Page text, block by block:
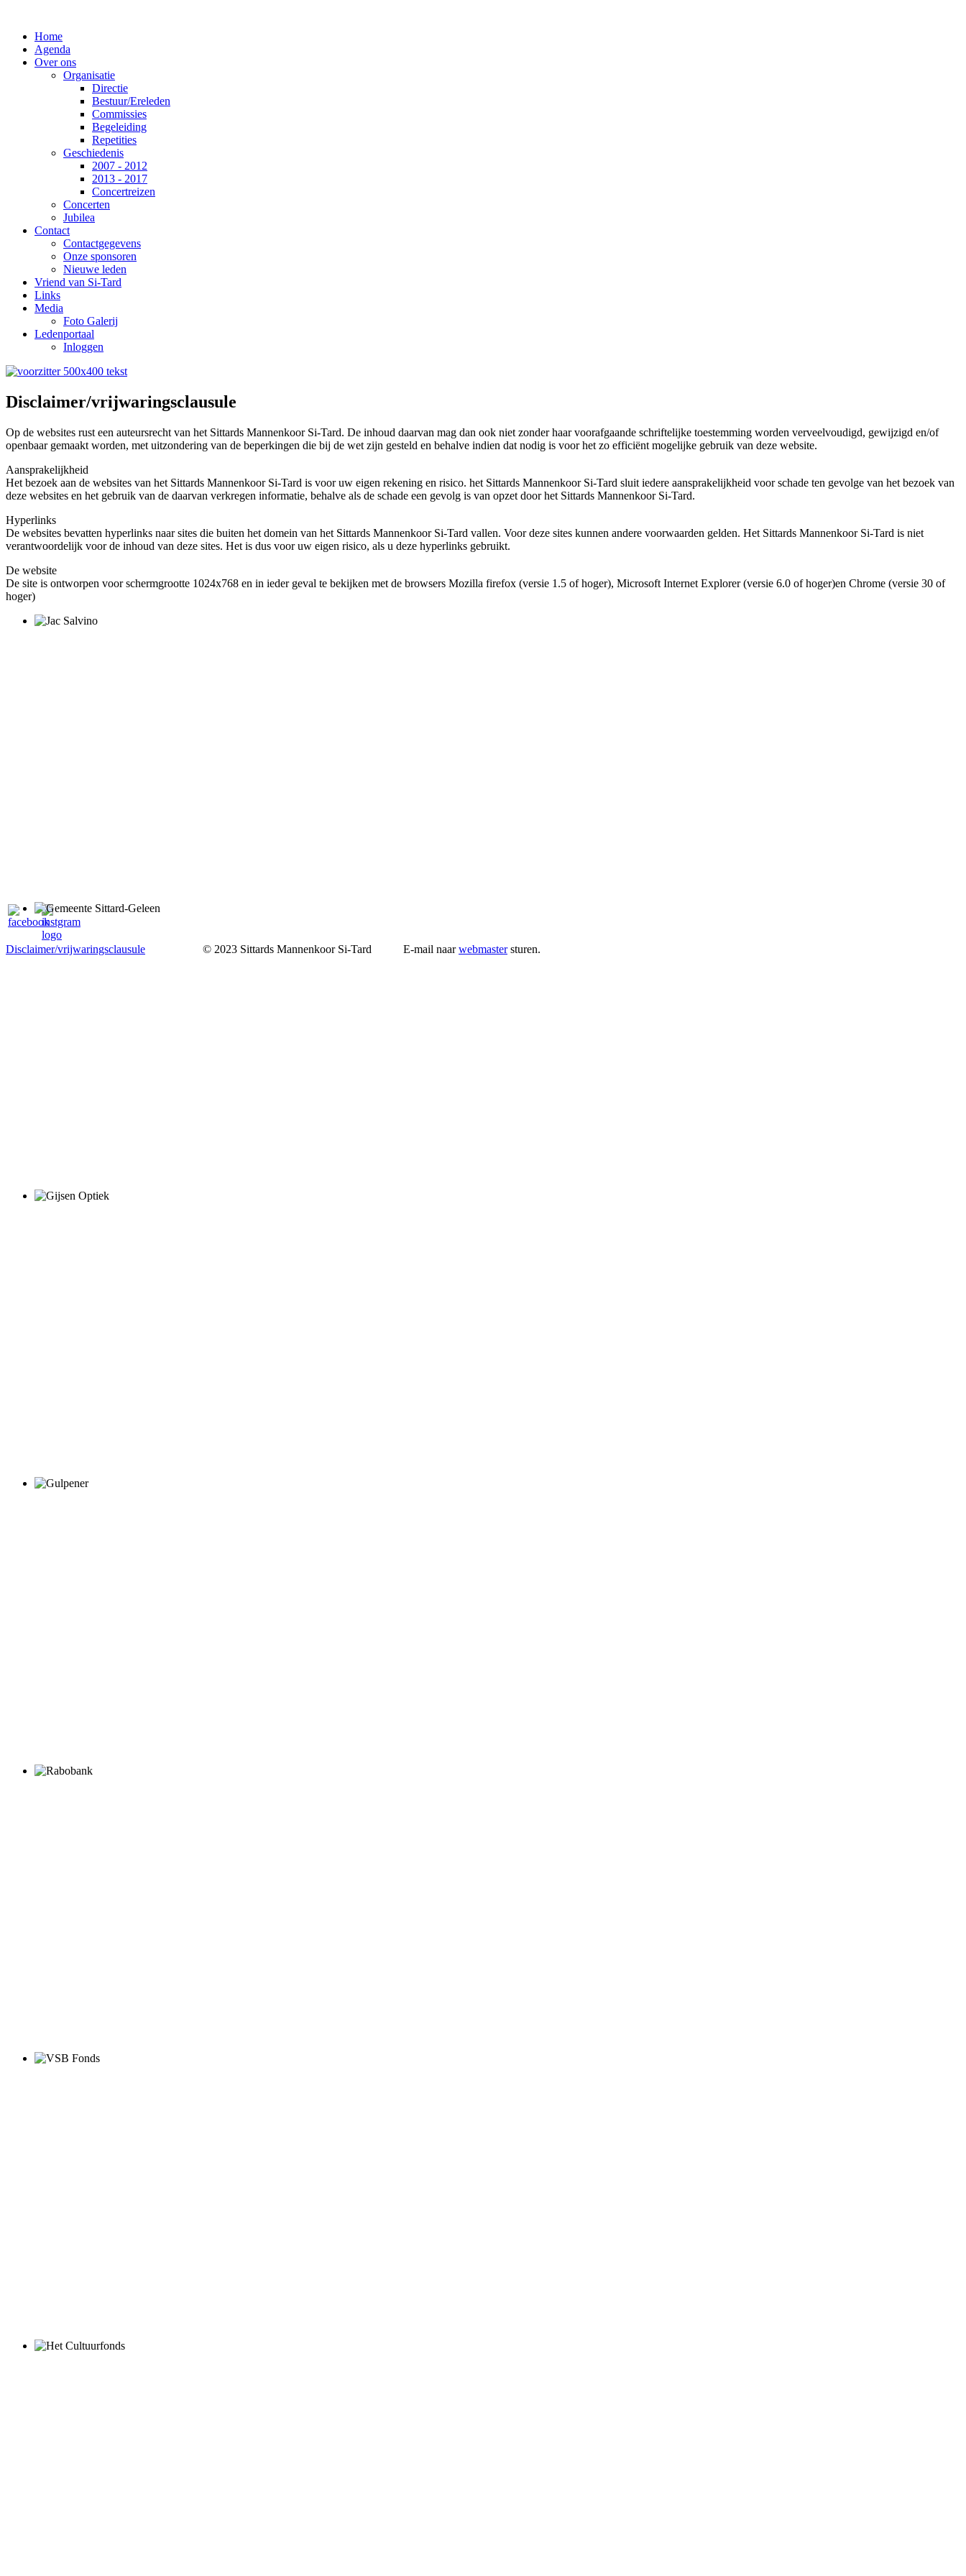
Home
Agenda
Over ons
Organisatie
Directie
Bestuur/Ereleden
Commissies
Begeleiding
Repetities
Geschiedenis
2007 - 2012
2013 - 2017
Concertreizen
Concerten
Jubilea
Contact
Contactgegevens
Onze sponsoren
Nieuwe leden
Vriend van Si-Tard
Links
Media
Foto Galerij
Ledenportaal
Inloggen
Disclaimer/vrijwaringsclausule
Op de websites rust een auteursrecht van het Sittards Mannenkoor Si-Tard. De inhoud daarvan mag dan ook niet zonder haar voorafgaande schriftelijke toestemming worden verveelvoudigd, gewijzigd en/of
openbaar gemaakt worden, met uitzondering van de beperkingen die bij de wet zijn gesteld en behalve indien dat nodig is voor het zo efficiënt mogelijke gebruik van deze website.
Aansprakelijkheid
Het bezoek aan de websites van het Sittards Mannenkoor Si-Tard is voor uw eigen rekening en risico. het Sittards Mannenkoor Si-Tard sluit iedere aansprakelijkheid voor schade ten gevolge van het bezoek van
deze websites en het gebruik van de daarvan verkregen informatie, behalve als de schade een gevolg is van opzet door het Sittards Mannenkoor Si-Tard.
Hyperlinks
De websites bevatten hyperlinks naar sites die buiten het domein van het Sittards Mannenkoor Si-Tard vallen. Voor deze sites kunnen andere voorwaarden gelden. Het Sittards Mannenkoor Si-Tard is niet
verantwoordelijk voor de inhoud van deze sites. Het is dus voor uw eigen risico, als u deze hyperlinks gebruikt.
De website
De site is ontworpen voor schermgrootte 1024x768 en in ieder geval te bekijken met de browsers Mozilla firefox (versie 1.5 of hoger), Microsoft Internet Explorer (versie 6.0 of hoger)en Chrome (versie 30 of
hoger)
Disclaimer/vrijwaringsclausule © 2023 Sittards Mannenkoor Si-Tard E-mail naarwebmastersturen.